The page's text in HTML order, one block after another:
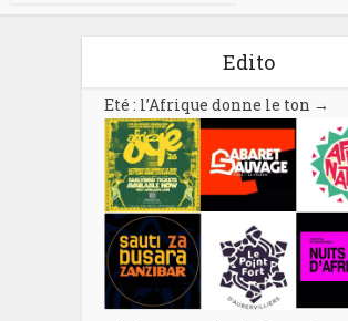
Edito
Eté : l’Afrique donne le ton →